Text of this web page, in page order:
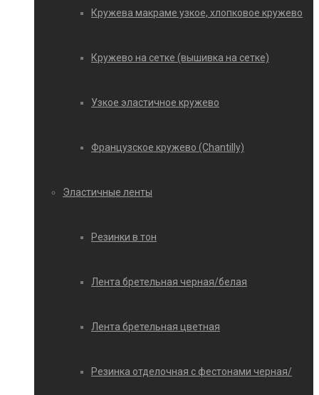
Кружева макраме узкое, хлопковое кружево
Кружево на сетке (вышивка на сетке)
Узкое эластичное кружево
Французское кружево (Chantilly)
Эластичные ленты
Резинки в тон
Лента бретельная черная/белая
Лента бретельная цветная
Резинка отделочная с фестонами черная/